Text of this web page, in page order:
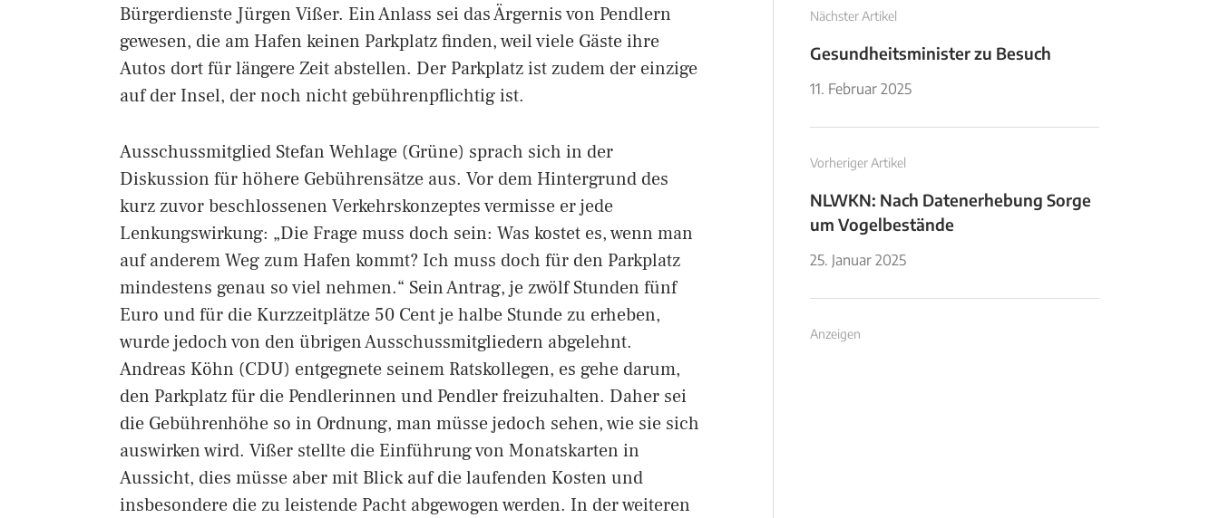
Bürgerdienste Jürgen Vißer. Ein Anlass sei das Ärgernis von Pendlern
gewesen, die am Hafen keinen Parkplatz finden, weil viele Gäste ihre
Autos dort für längere Zeit abstellen. Der Parkplatz ist zudem der einzige
auf der Insel, der noch nicht gebührenpflichtig ist.
Ausschussmitglied Stefan Wehlage (Grüne) sprach sich in der
Diskussion für höhere Gebührensätze aus. Vor dem Hintergrund des
kurz zuvor beschlossenen Verkehrskonzeptes vermisse er jede
Lenkungswirkung: „Die Frage muss doch sein: Was kostet es, wenn man
auf anderem Weg zum Hafen kommt? Ich muss doch für den Parkplatz
mindestens genau so viel nehmen.“ Sein Antrag, je zwölf Stunden fünf
Euro und für die Kurzzeitplätze 50 Cent je halbe Stunde zu erheben,
wurde jedoch von den übrigen Ausschussmitgliedern abgelehnt.
Andreas Köhn (CDU) entgegnete seinem Ratskollegen, es gehe darum,
den Parkplatz für die Pendlerinnen und Pendler freizuhalten. Daher sei
die Gebührenhöhe so in Ordnung, man müsse jedoch sehen, wie sie sich
auswirken wird. Vißer stellte die Einführung von Monatskarten in
Aussicht, dies müsse aber mit Blick auf die laufenden Kosten und
insbesondere die zu leistende Pacht abgewogen werden. In der weiteren
Nächster Artikel
Gesundheitsminister zu Besuch
11. Februar 2025
Vorheriger Artikel
NLWKN: Nach Datenerhebung Sorge
um Vogelbestände
25. Januar 2025
Anzeigen